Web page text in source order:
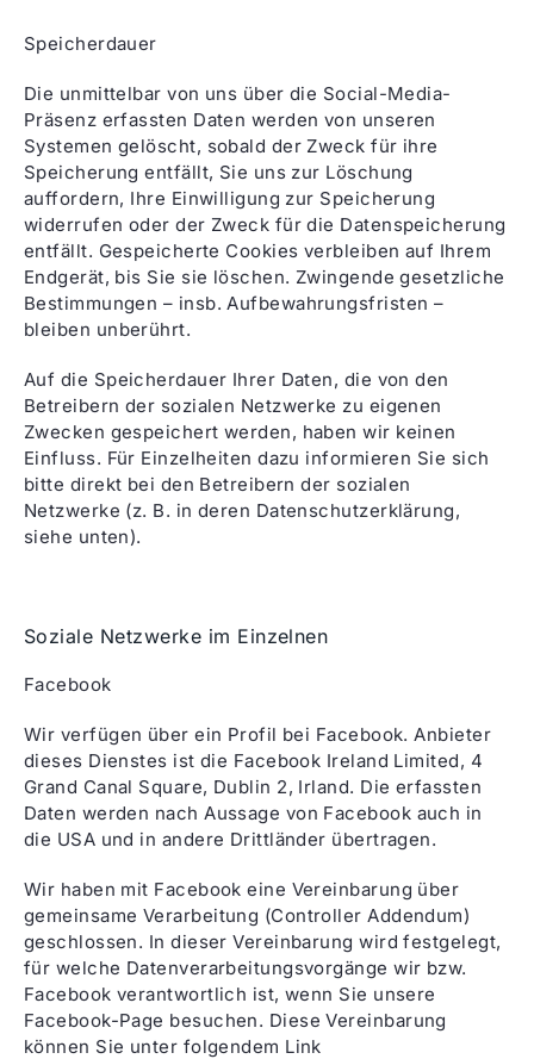
Speicherdauer
Die unmittelbar von uns über die Social-Media-
Präsenz erfassten Daten werden von unseren
Systemen gelöscht, sobald der Zweck für ihre
Speicherung entfällt, Sie uns zur Löschung
auffordern, Ihre Einwilligung zur Speicherung
widerrufen oder der Zweck für die Datenspeicherung
entfällt. Gespeicherte Cookies verbleiben auf Ihrem
Endgerät, bis Sie sie löschen. Zwingende gesetzliche
Bestimmungen – insb. Aufbewahrungsfristen –
bleiben unberührt.
Auf die Speicherdauer Ihrer Daten, die von den
Betreibern der sozialen Netzwerke zu eigenen
Zwecken gespeichert werden, haben wir keinen
Einfluss. Für Einzelheiten dazu informieren Sie sich
bitte direkt bei den Betreibern der sozialen
Netzwerke (z. B. in deren Datenschutzerklärung,
siehe unten).
Soziale Netzwerke im Einzelnen
Facebook
Wir verfügen über ein Profil bei Facebook. Anbieter
dieses Dienstes ist die Facebook Ireland Limited, 4
Grand Canal Square, Dublin 2, Irland. Die erfassten
Daten werden nach Aussage von Facebook auch in
die USA und in andere Drittländer übertragen.
Wir haben mit Facebook eine Vereinbarung über
gemeinsame Verarbeitung (Controller Addendum)
geschlossen. In dieser Vereinbarung wird festgelegt,
für welche Datenverarbeitungsvorgänge wir bzw.
Facebook verantwortlich ist, wenn Sie unsere
Facebook-Page besuchen. Diese Vereinbarung
können Sie unter folgendem Link